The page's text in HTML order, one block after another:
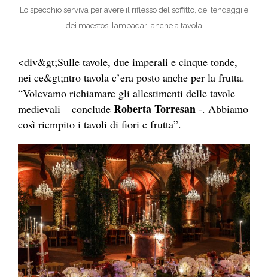
Lo specchio serviva per avere il riflesso del soffitto, dei tendaggi e
dei maestosi lampadari anche a tavola
<div&gt;Sulle tavole, due imperali e cinque tonde,
nei ce&gt;ntro tavola c’era posto anche per la frutta.
“Volevamo richiamare gli allestimenti delle tavole
medievali – conclude Roberta Torresan -. Abbiamo
così riempito i tavoli di fiori e frutta”.